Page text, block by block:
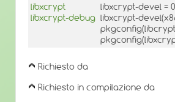
libxcrypt
libxcrypt-debug
libxcrypt-devel =
libxcrypt-
Richiesto da
Richiesto in compilazione da